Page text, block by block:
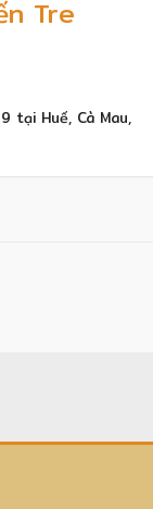
Tre
tại Huế, Cà Mau,